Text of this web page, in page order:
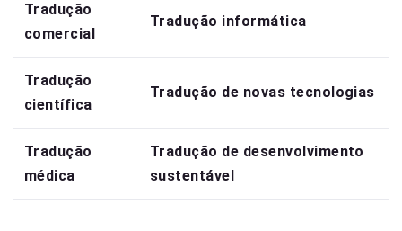
Tradução
comercial
Tradução informática
Tradução
científica
Tradução de novas tecnologias
Tradução
médica
Tradução de desenvolvimento
sustentável